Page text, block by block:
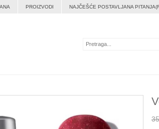
PROIZVODI NAJČEŠĆE POSTAVLJANA